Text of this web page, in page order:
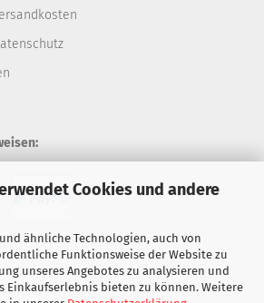
Cookies und andere
ähnliche Technologien, auch von
Funktionsweise der Website zu
unseres Angebotes zu analysieren und
Einkaufserlebnis bieten zu können. Weitere